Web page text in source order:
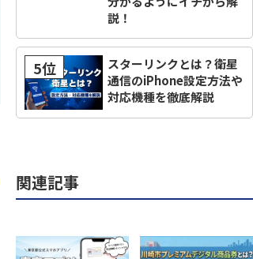
説！
5位
スターリンクとは？衛星
通信のiPhone設定方法や
対応機種を徹底解説
関連記事